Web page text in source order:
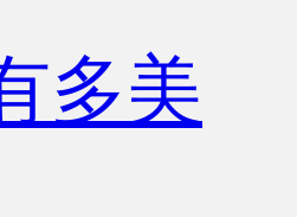
多美